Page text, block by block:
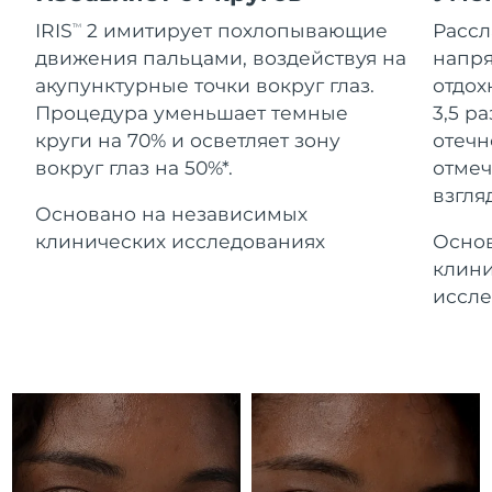
IRISTM
2 имитирует похлопывающие
движения пальцами, воздействуя на
акупунктурные точки вокруг глаз.
Процедура уменьшает темные
круги на 70% и осветляет зону
вокруг глаз на 50%*.
Основано на независимых
клинических исследованиях
3,5
For healthy hair
Косметика Для мужчин
Купить
Гибралтар
8/12/26
Греция
Ожидаемая дата доставки
8/8/26
Гонконг (САР)
Ожидаемая дата доставки
8/9/26
Венгрия
Ожидаемая дата доставки
8/8/26
Ожидаемая дата доставки
8/9/26
Ирландия
Ожидаемая дата доставки
о-в Мэн
Ожидаемая дата доставки